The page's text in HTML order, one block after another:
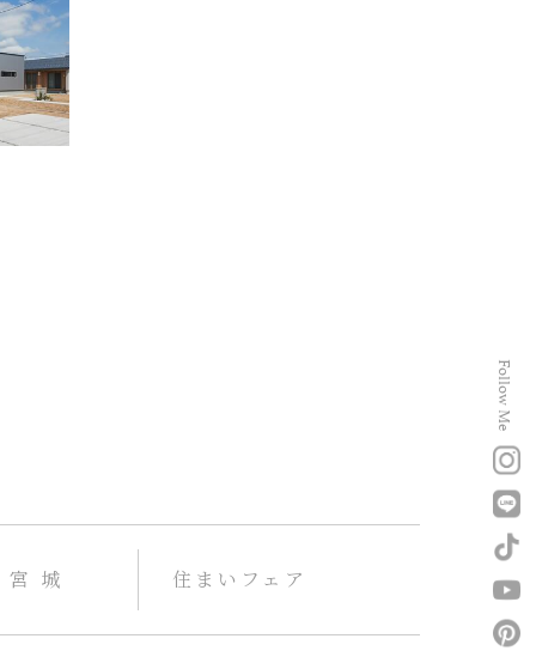
宮 城 住まいフェア
Follow Me